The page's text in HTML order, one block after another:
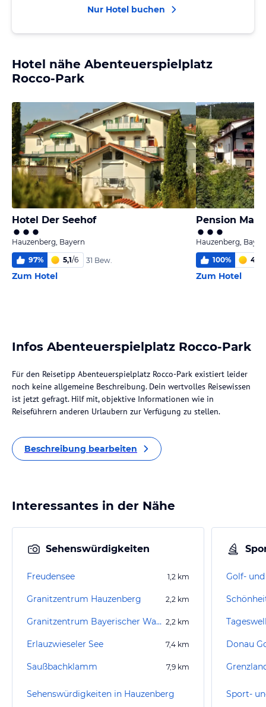
Nur Hotel buchen
Hotel nähe Abenteuerspielplatz
Rocco-Park
Hotel Der Seehof
Hauzenberg, Bayern
97% 5,1/6 31 Bew.
Zum Hotel
Pension
Hauzenberg,
100% 4,5
Zum Hotel
Infos Abenteuerspielplatz Rocco-Park
Für den Reisetipp Abenteuerspielplatz Rocco-Park existiert leider
noch keine allgemeine Beschreibung. Dein wertvolles Reisewissen
ist jetzt gefragt. Hilf mit, objektive Informationen wie in
Reiseführern anderen Urlaubern zur Verfügung zu stellen.
Beschreibung bearbeiten
Interessantes in der Nähe
Sehenswürdigkeiten
Freudensee 1,2 km
Granitzentrum Hauzenberg 2,2 km
Granitzentrum Bayerischer Wald 2,2 km
Erlauzwieseler See 7,4 km
Saußbachklamm 7,9 km
Sehenswürdigkeiten in Hauzenberg